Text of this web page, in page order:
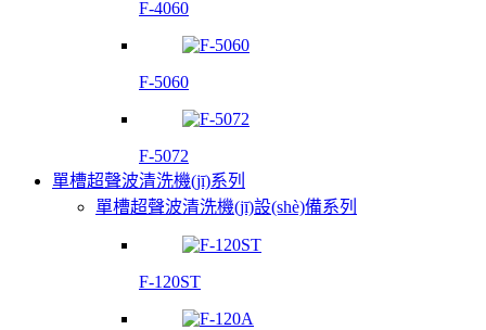
F-4060
F-5060
F-5072
單槽超聲波清洗機(jī)系列
單槽超聲波清洗機(jī)設(shè)備系列
F-120ST